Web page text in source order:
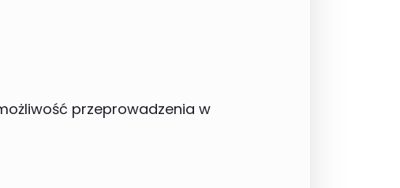
przeprowadzenia w